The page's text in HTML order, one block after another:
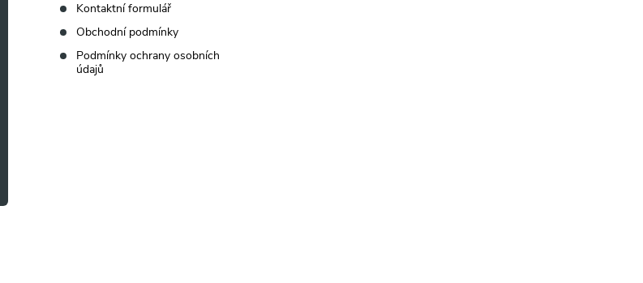
Kontaktní formulář
Obchodní podmínky
Podmínky ochrany osobních
údajů